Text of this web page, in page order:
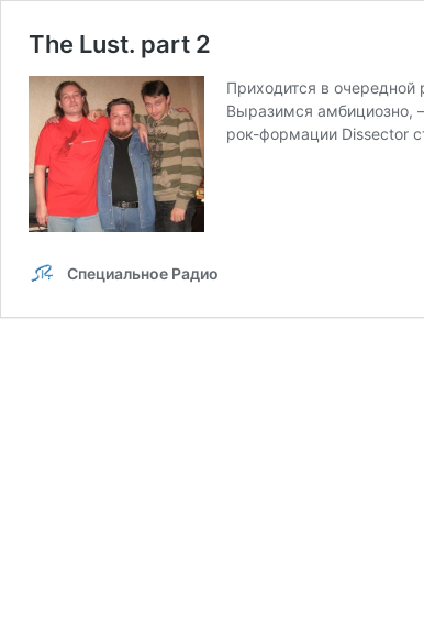
The Lust. part 2
Приходится в
Выразимся амбициозно,
рок-формации Dissector
Специальное Радио